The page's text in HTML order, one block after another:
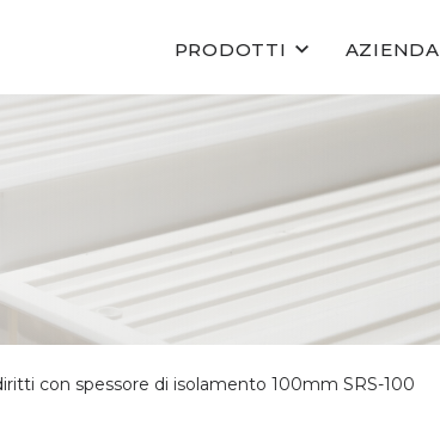
PRODOTTI AZIENDA
con spessore di isolamento 100mm SRS-100